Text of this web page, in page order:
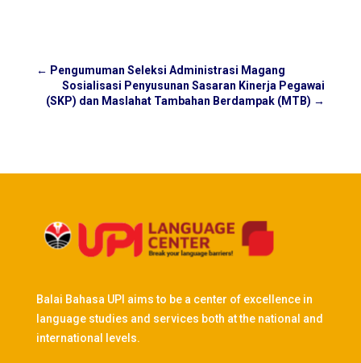
← Pengumuman Seleksi Administrasi Magang
Sosialisasi Penyusunan Sasaran Kinerja Pegawai
(SKP) dan Maslahat Tambahan Berdampak (MTB) →
Balai Bahasa UPI aims to be a center of excellence in
language studies and services both at the national and
international levels.